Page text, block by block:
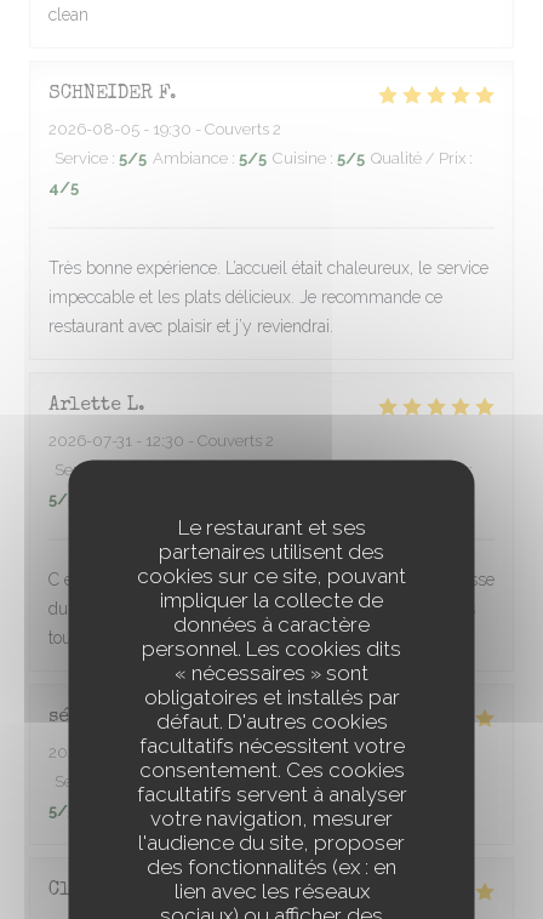
Le restaurant et ses
partenaires utilisent des
cookies sur ce site, pouvant
impliquer la collecte de
données à caractère
personnel. Les cookies dits
« nécessaires » sont
obligatoires et installés par
défaut. D'autres cookies
facultatifs nécessitent votre
consentement. Ces cookies
facultatifs servent à analyser
votre navigation, mesurer
l'audience du site, proposer
des fonctionnalités (ex : en
lien avec les réseaux
sociaux) ou afficher des
clean
SCHNEIDER F
2026-08-05 - 19:30 - Couverts 2
Service : 5/5 Ambiance : 5/5 Cuisine : 5/5 Qualité / Prix :
4/5
Très bonne expérience. L’accueil était chaleureux, le service
impeccable et les plats délicieux. Je recommande ce
restaurant avec plaisir et j’y reviendrai.
Arlette L
2026-07-31 - 12:30 - Couverts 2
Service
Qualité / Prix:
5/5
C est parfait,l accueil,l espacement des tables, la gentillesse
du service,une cuisine inventive et raffinée Nous sommes
toujours très satisfaits Merci à toute l équipe.
sébastien P
2026-08-01
- 20:30 - Couverts 2
Service
/5 Ambiance: 5 /5 Cuisine : 5/5 Qualité / Prix
5/5
Claire